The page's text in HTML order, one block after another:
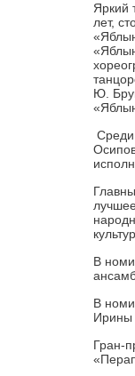
Яркий
лет,
Ю.
Среди
В
В
Ирины
Гран-